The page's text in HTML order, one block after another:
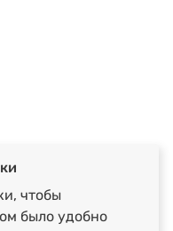
чтобы
было удобно